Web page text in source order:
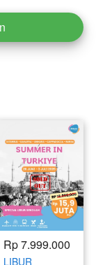
Rp 7.999.000
LIBUR